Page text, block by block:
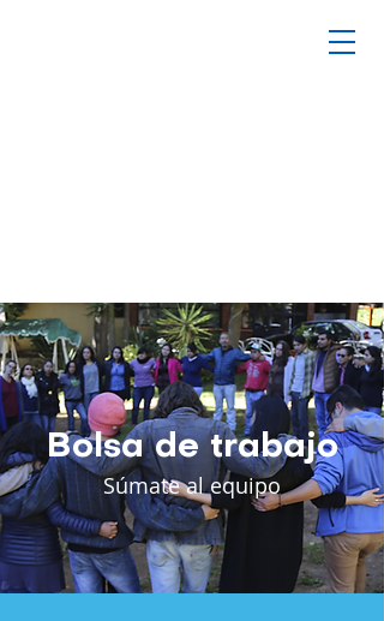
Bolsa de trabajo
Súmate al equipo